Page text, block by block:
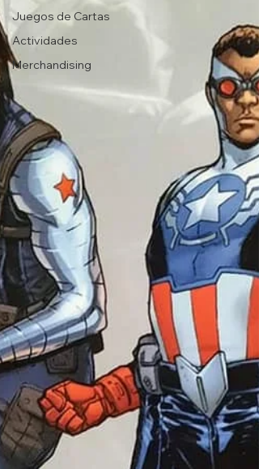
Juegos de Cartas
Actividades
Merchandising